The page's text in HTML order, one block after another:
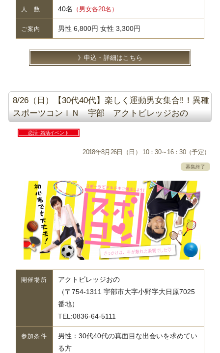
人 数 40名 （男女各20名）
ご案内 男性 6,800円 女性 3,300円
申込・詳細はこちら
8/26（日）【30代40代】楽しく運動男女集合‼！異種
スポーツコンＩＮ 宇部 アクトビレッジおの
恋活･婚活イベント
2018年8月26日（日） 10：30～16：30（予定）
募集終了
開催場所
アクトビレッジおの
（〒754-1311 宇部市大字小野字大日原7025
番地）
TEL:0836-64-5111
参加条件
男性：30代40代の真面目な出会いを求めてい
る方